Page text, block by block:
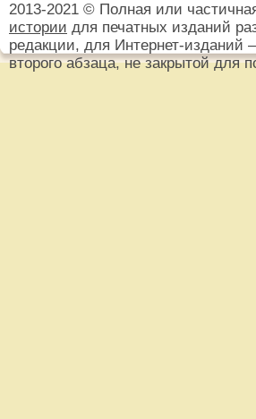
2013-2021 © Полная или
истории для печатных изданий
редакции, для Интернет-изданий
второго абзаца, не закрытой для